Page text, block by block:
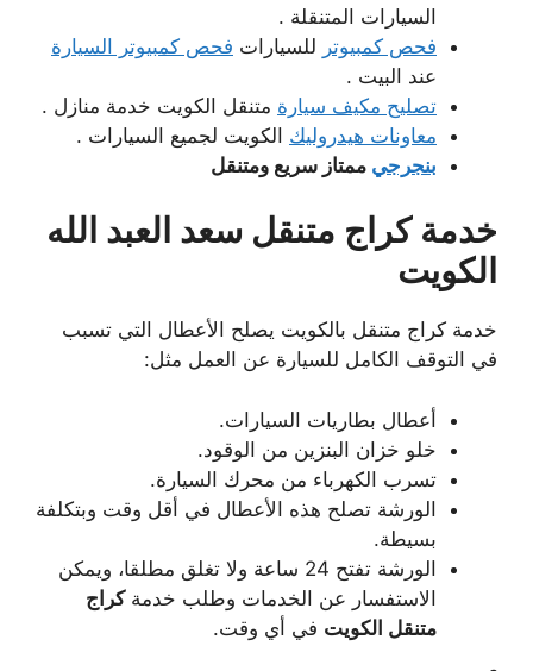
السيارات المتنقلة .
فحص كمبيوتر للسيارات فحص كمبيوتر السيارة
عند البيت .
تصليح مكيف سيارة متنقل الكويت خدمة منازل .
معاونات هيدروليك الكويت لجميع السيارات .
بنجرجي ممتاز سريع ومتنقل
خدمة كراج متنقل سعد العبد الله
الكويت
خدمة كراج متنقل بالكويت يصلح الأعطال التي تسبب
في التوقف الكامل للسيارة عن العمل مثل:
أعطال بطاريات السيارات.
خلو خزان البنزين من الوقود.
تسرب الكهرباء من محرك السيارة.
الورشة تصلح هذه الأعطال في أقل وقت وبتكلفة
بسيطة.
الورشة تفتح 24 ساعة ولا تغلق مطلقا، ويمكن
الاستفسار عن الخدمات وطلب خدمةكراج
متنقل الكويت في أي وقت.